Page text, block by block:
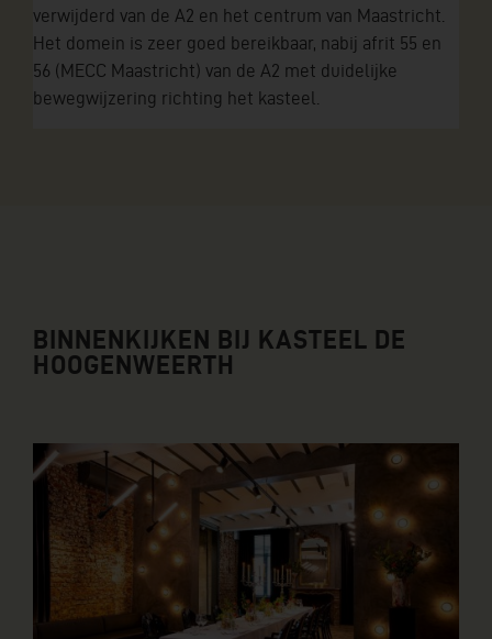
verwijderd van de A2 en het centrum van Maastricht.
Het domein is zeer goed bereikbaar, nabij afrit 55 en
56 (MECC Maastricht) van de A2 met duidelijke
bewegwijzering richting het kasteel.
BINNENKIJKEN BIJ KASTEEL DE
HOOGENWEERTH